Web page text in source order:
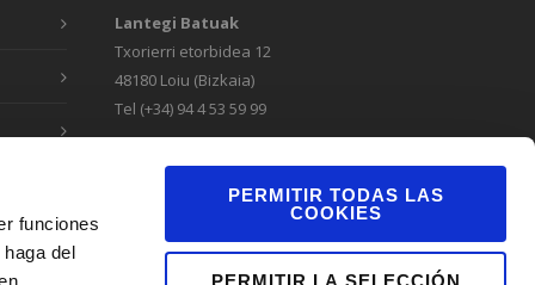
funciones
del
PERMITIR TODAS LAS
COOKIES
PERMITIR LA SELECCIÓN
Lantegi Batuak
Txorierri etorbidea 12
48180 Loiu (Bizkaia)
Tel (+34) 94 4 53 59 99
Formulario de contacto
Canal de denuncias